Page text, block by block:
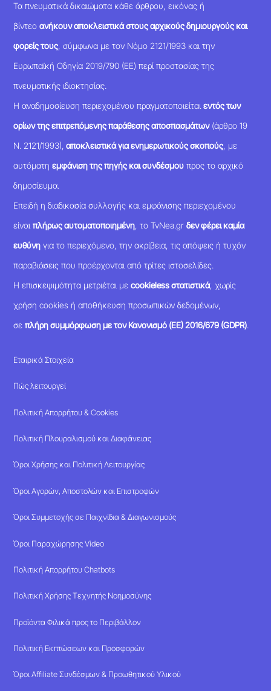
Τα πνευματικά δικαιώματα κάθε άρθρου, εικόνας ή
βίντεοανήκουν αποκλειστικά στους αρχικούς δημιουργούς και
φορείς τους , σύμφωνα με τον Νόμο 2121/1993 και την
Ευρωπαϊκή Οδηγία 2019/790 (ΕΕ) περί προστασίας της
πνευματικής ιδιοκτησίας.
Η αναδημοσίευση περιεχομένου πραγματοποιείταιεντός των
ορίων της επιτρεπόμενης παράθεσης αποσπασμάτων(άρθρο 19
Ν. 2121/1993), αποκλειστικά για ενημερωτικούς σκοπούς , με
αυτόματηεμφάνιση της πηγής και συνδέσμου προς το αρχικό
δημοσίευμα.
Επειδή η διαδικασία συλλογής και εμφάνισης περιεχομένου
είναιπλήρως αυτοματοποιημένη , το TvNea.grδεν φέρει καμία
ευθύνη για το περιεχόμενο, την ακρίβεια, τις απόψεις ή τυχόν
παραβιάσεις που προέρχονται από τρίτες ιστοσελίδες.
Η επισκεψιμότητα μετριέται μεcookieless στατιστικά, χωρίς
χρήση cookies ή αποθήκευση προσωπικών δεδομένων,
σεπλήρη συμμόρφωση με τον Κανονισμό (ΕΕ) 2016/679 (GDPR).
Εταιρικά Στοιχεία
Πώς λειτουργεί
Πολιτική Απορρήτου & Cookies
Πολιτική Πλουραλισμού και Διαφάνειας
Όροι Χρήσης και Πολιτική Λειτουργίας
Όροι Αγορών, Αποστολών και Επιστροφών
Όροι Συμμετοχής σε Παιχνίδια & Διαγωνισμούς
Όροι Παραχώρησης Video
Πολιτική Απορρήτου Chatbots
Πολιτική Χρήσης Τεχνητής Νοημοσύνης
Προϊόντα Φιλικά προς το Περιβάλλον
Πολιτική Εκπτώσεων και Προσφορών
Όροι Affiliate Συνδέσμων & Προωθητικού Υλικού